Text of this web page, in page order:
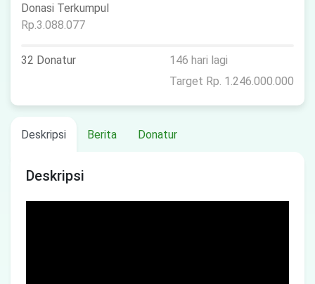
Donasi Terkumpul
Rp.3.088.077
32 Donatur
146 hari lagi
Target Rp. 1.246.000.000
Deskripsi Berita Donatur
Deskripsi